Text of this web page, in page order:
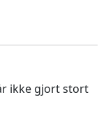
ikke gjort stort